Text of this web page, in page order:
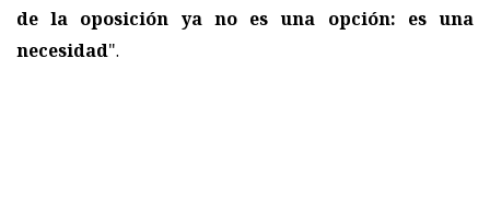
de la oposición ya no es una opción: es una
necesidad".